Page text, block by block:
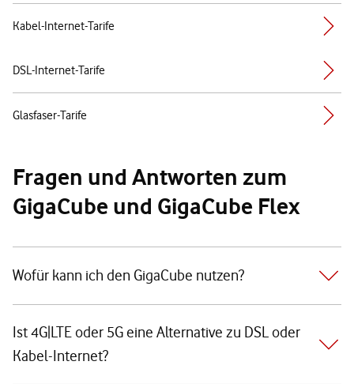
Kabel-Internet-Tarife
DSL-Internet-Tarife
Glasfaser-Tarife
Fragen und Antworten zum
GigaCube und GigaCube Flex
Wofür kann ich den GigaCube nutzen?
Ist 4G|LTE oder 5G eine Alternative zu DSL oder
Kabel-Internet?